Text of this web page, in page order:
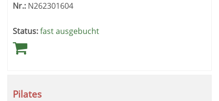
Nr.: N262301604
Status:fast ausgebucht
Pilates